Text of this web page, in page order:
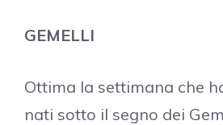
GEMELLI
Ottima la settimana che
nati sotto il segno dei